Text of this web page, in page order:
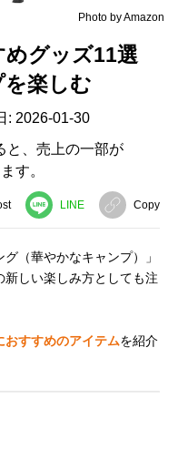
Photo by Amazon
グッズ11選
楽しむ
: 2026-01-30
と、売上の一部が
す。
LINE Copy
（華やかなキャンプ）」
新しい楽しみ方としても注
おすすめのアイテムを紹介